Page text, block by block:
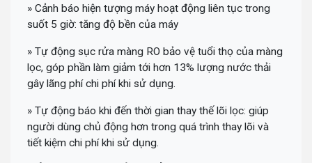
» Cảnh báo hiện tượng máy hoạt động liên tục trong
suốt 5 giờ: tăng độ bền của máy
» Tự động sục rửa màng RO bảo vệ tuổi thọ của màng
lọc, góp phần làm giảm tới hơn 13% lượng nước thải
gây lãng phí chi phí khi sử dụng.
» Tự động báo khi đến thời gian thay thế lõi lọc: giúp
người dùng chủ động hơn trong quá trình thay lõi và
tiết kiệm chi phí khi sử dụng.